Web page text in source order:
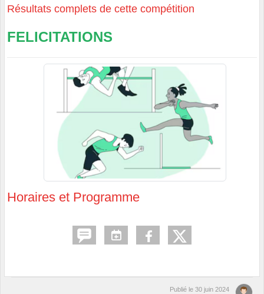
Résultats complets de cette compétition
FELICITATIONS
Horaires et Programme
Publié le 30 juin 2024